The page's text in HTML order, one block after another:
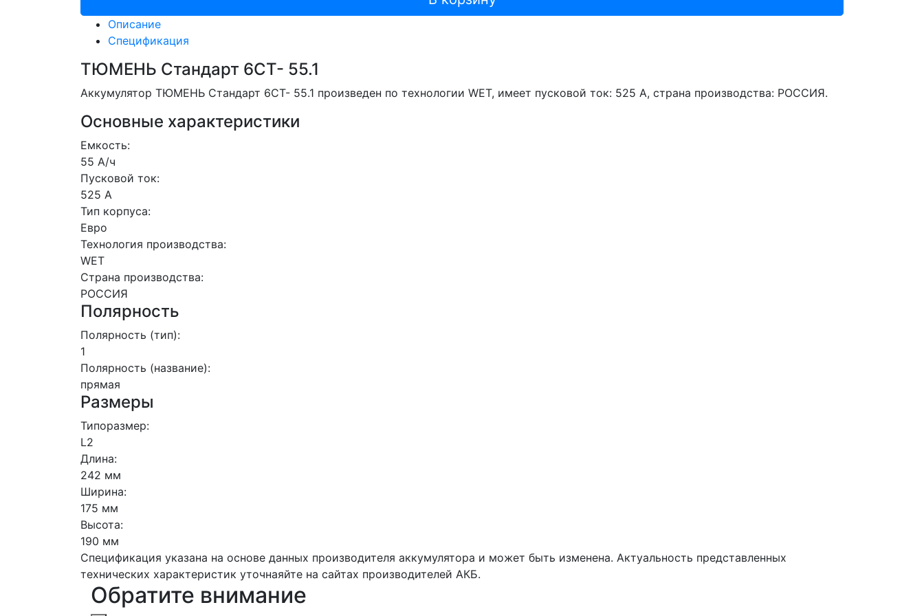
Описание
Спецификация
ТЮМЕНЬ Стандарт 6СТ- 55.1
Аккумулятор ТЮМЕНЬ Стандарт 6СТ- 55.1 произведен по технологии WET, имеет пусковой ток: 525 A, страна производства: РОССИЯ.
Основные характеристики
Емкость:
55 А/ч
Пусковой ток:
525 А
Тип корпуса:
Евро
Технология производства:
WET
Страна производства:
РОССИЯ
Полярность
Полярность (тип):
1
Полярность (название):
прямая
Размеры
Типоразмер:
L2
Длина:
242 мм
Ширина:
175 мм
Высота:
190 мм
Спецификация указана на основе данных производителя аккумулятора и может быть изменена. Актуальность представленных
технических характеристик уточнаяйте на сайтах производителей АКБ.
Обратите внимание